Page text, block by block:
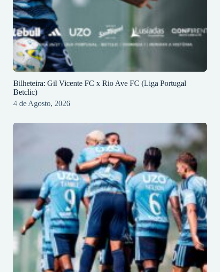
Bilheteira: Gil Vicente FC x Rio Ave FC (Liga Portugal
Betclic)
4 de Agosto, 2026